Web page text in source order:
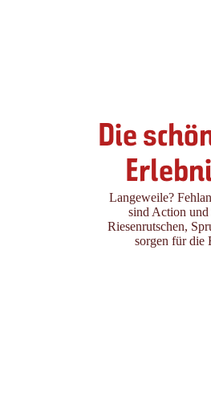
Die
Langeweile?
sind Action
Riesenrutschen,
sorgen für die